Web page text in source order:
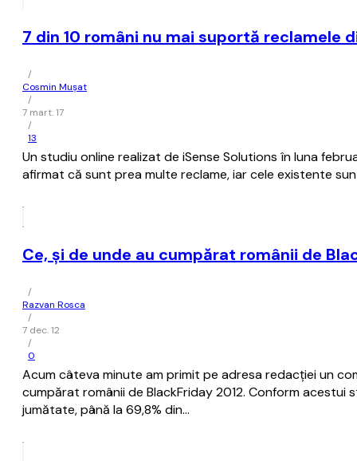
7 din 10 români nu mai suportă reclamele
/
Cosmin Mușat
/
7 mart. 17
/
13
Un studiu online realizat de iSense Solutions în luna
afirmat că sunt prea multe reclame, iar cele existente
Ce, și de unde au cumpărat românii de
/
Razvan Rosca
/
7 dec. 12
/
0
Acum câteva minute am primit pe adresa redacției un
cumpărat românii de BlackFriday 2012. Conform
jumătate, până la 69,8% din…